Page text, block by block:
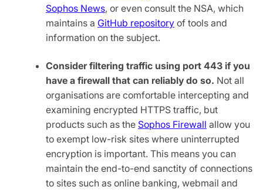
Sophos News, or even consult the NSA, which
maintains a GitHub repository of tools and
information on the subject.
Consider filtering traffic using port 443 if you
have a firewall that can reliably do so. Not all
organisations are comfortable intercepting and
examining encrypted HTTPS traffic, but
products such as the Sophos Firewall allow you
to exempt low-risk sites where uninterrupted
encryption is important. This means you can
maintain the end-to-end sanctity of connections
to sites such as online banking, webmail and